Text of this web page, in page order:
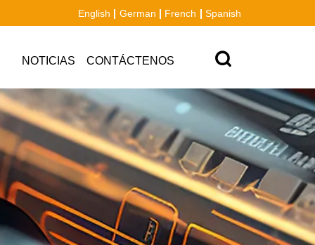
English German French Spanish
NOTICIAS CONTÁCTENOS